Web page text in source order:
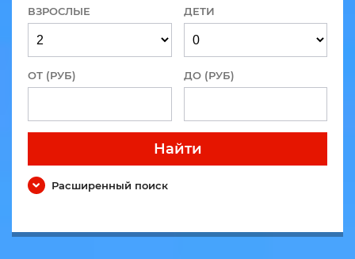
ВЗРОСЛЫЕ ДЕТИ
ОТ (РУБ) ДО (РУБ)
Найти
Расширенный поиск